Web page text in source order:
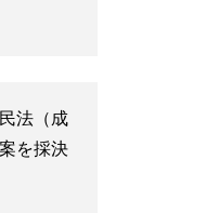
法（成
を採決